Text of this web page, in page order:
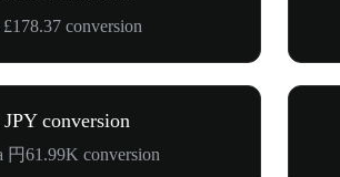
conversion
conversion
円61.99K conversion